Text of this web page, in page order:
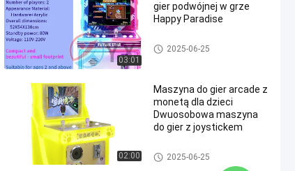
03:01
gier podwójnej w grze
Happy Paradise
Maszyna do gier wyścigowyc
h dla dzieci
2025-06-25
02:00
Maszyna do gier arcade z
monetą dla dzieci
Dwuosobowa maszyna
do gier z joystickem
Dzieciowy maszyna do gry
2025-06-25